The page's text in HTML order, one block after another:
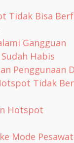
Tidak Bisa
Gangguan
Habis
Penggunaan
Tidak
Hotspot
Mode Pesawat